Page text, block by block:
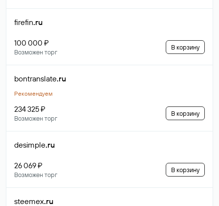
firefin.ru
100 000 ₽
Возможен торг
В корзину
bontranslate.ru
Рекомендуем
234 325 ₽
Возможен торг
В корзину
desimple.ru
26 069 ₽
Возможен торг
В корзину
steemex.ru